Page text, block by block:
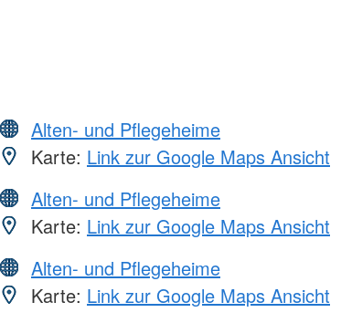
Alten- und Pflegeheime
Karte: Link zur Google Maps Ansicht
Alten- und Pflegeheime
Karte: Link zur Google Maps Ansicht
Alten- und Pflegeheime
Karte: Link zur Google Maps Ansicht